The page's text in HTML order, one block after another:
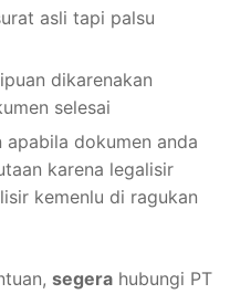
asli tapi palsu
dikarenakan
selesai
dokumen anda
karena legalisir
kemenlu di ragukan
segera hubungi PT